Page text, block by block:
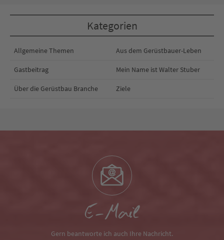
Kategorien
Allgemeine Themen Aus dem Gerüstbauer-Leben
Gastbeitrag Mein Name ist Walter Stuber
Über die Gerüstbau Branche Ziele
E-Mail
Gern beantworte ich auch Ihre Nachricht.